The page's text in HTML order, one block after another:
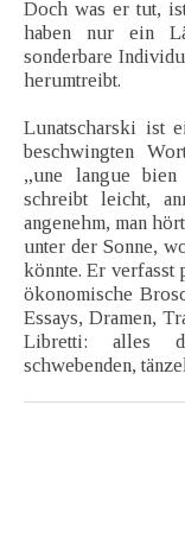
Doch was er tut,
haben nur ein
sonderbare
herumtreibt.
Lunatscharski ist
beschwingten
„une langue
schreibt leicht,
angenehm, man
unter der Sonne,
könnte. Er verfasst
ökonomische
Essays, Dramen,
Libretti: alles
schwebenden,